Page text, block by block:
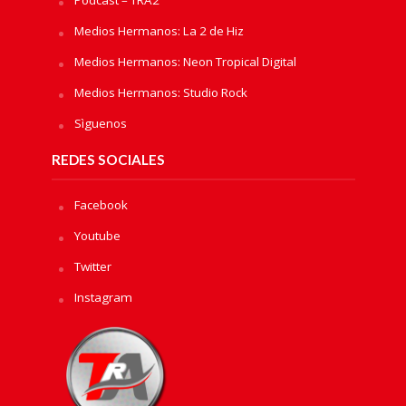
Medios Hermanos: La 2 de Hiz
Medios Hermanos: Neon Tropical Digital
Medios Hermanos: Studio Rock
Sìguenos
REDES SOCIALES
Facebook
Youtube
Twitter
Instagram